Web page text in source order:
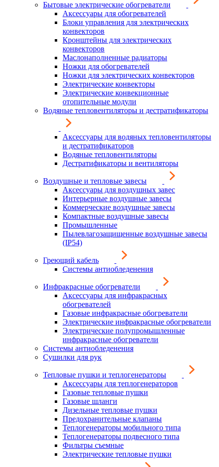
Бытовые электрические обогреватели
Аксессуары для обогревателей
Блоки управления для электрических
конвекторов
Кронштейны для электрических
конвекторов
Маслонаполненные радиаторы
Ножки для обогревателей
Ножки для электрических конвекторов
Электрические конвекторы
Электрические конвекционные
отопительные модули
Водяные тепловентиляторы и дестратификаторы
Аксессуары для водяных тепловентиляторы
и дестратификаторов
Водяные тепловентиляторы
Дестратификаторы и вентиляторы
Воздушные и тепловые завесы
Аксессуары для воздушных завес
Интерьерные воздушные завесы
Коммерческие воздушные завесы
Компактные воздушные завесы
Промышленные
Пылевлагозащищенные воздушные завесы
(IP54)
Греющий кабель
Системы антиобледенения
Инфракрасные обогреватели
Аксессуары для инфракрасных
обогревателей
Газовые инфракрасные обогреватели
Электрические инфракрасные обогреватели
Электрические полупромышленные
инфракрасные обогреватели
Системы антиобледенения
Сушилки для рук
Тепловые пушки и теплогенераторы
Аксессуары для теплогенераторов
Газовые тепловые пушки
Газовые шланги
Дизельные тепловые пушки
Предохранительные клапаны
Теплогенераторы мобильного типа
Теплогенераторы подвесного типа
Фильтры съемные
Электрические тепловые пушки